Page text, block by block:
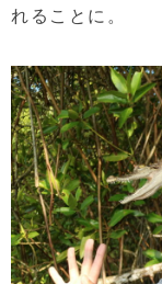
れることに。